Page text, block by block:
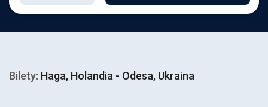
Bilety: Haga, Holandia - Odesa, Ukraina